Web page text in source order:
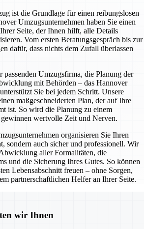
ist die Grundlage für einen reibungslosen
Umzugsunternehmen haben Sie einen
Seite, der Ihnen hilft, alle Details
Vom ersten Beratungsgespräch bis zur
dafür, dass nichts dem Zufall überlassen
passenden Umzugsfirma, die Planung der
mit Behörden – das Hannover
Sie bei jedem Schritt. Unsere
maßgeschneiderten Plan, der auf Ihre
ist. So wird die Planung zu einem
wertvolle Zeit und Nerven.
organisieren Sie Ihren
sondern auch sicher und professionell. Wir
aller Formalitäten, die
und die Sicherung Ihres Gutes. So können
Lebensabschnitt freuen – ohne Sorgen,
partnerschaftlichen Helfer an Ihrer Seite.
wir Ihnen